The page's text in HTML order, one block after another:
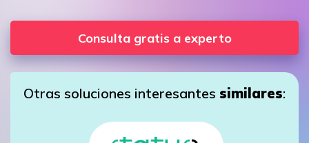
Consulta gratis a experto
Otras soluciones interesantes similares: